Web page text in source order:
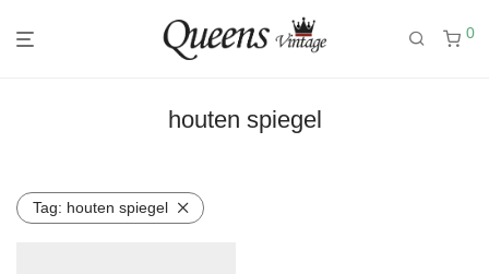
0
houten spiegel
Tag: houten spiegel